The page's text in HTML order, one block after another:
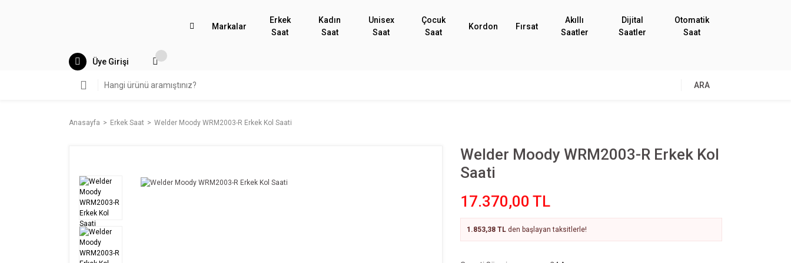
Markalar
Erkek
Saat
Kadın
Saat
Unisex
Saat
Çocuk
Saat
Kordon Fırsat
Akıllı
Saatler
Dijital
Saatler
Otomatik
Saat
Üye Girişi
ARA
Anasayfa Erkek Saat Welder Moody WRM2003-R Erkek Kol Saati
Welder Moody WRM2003-R Erkek Kol
Saati
17.370,00 TL
1.853,38 TL den başlayan taksitlerle!